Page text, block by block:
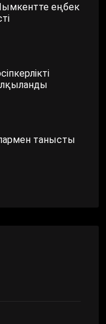
еңбек
танысты